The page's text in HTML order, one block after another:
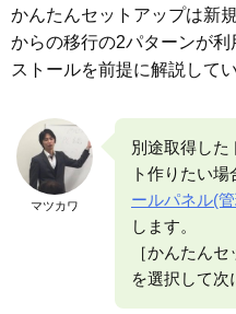
かんたんセットアップは新
からの移行の2パターンが
ストールを前提に解説してい
マツカワ
別途取得した
ト作りたい
ールパネル(
します。
［かんたん
を選択して次